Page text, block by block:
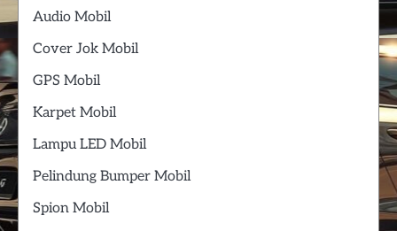
Audio Mobil
Cover Jok Mobil
GPS Mobil
Karpet Mobil
Lampu LED Mobil
Pelindung Bumper Mobil
Spion Mobil